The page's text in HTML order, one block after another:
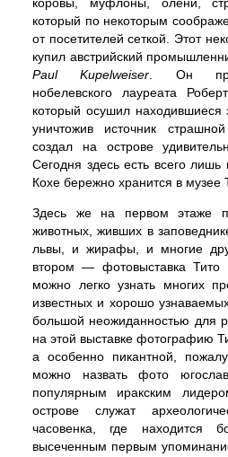
который по некоторым
от посетителей сеткой. Этот
купил австрийский
Paul Kupelweiser . Он
нобелевского лауреата
который осушил находившиеся
уничтожив источник
создал на острове
Сегодня здесь есть всего
Кохе бережно хранится в музее
Здесь же на первом этаже
животных, живших в
львы, и жирафы, и многие
втором — фотовыставка Тито
можно легко узнать многих
известных и хорошо
большой неожиданностью для
на этой выставке фотографию
а особенно пикантной,
можно назвать фото
популярным иракским
острове служат
часовенка, где находится
высеченным первым